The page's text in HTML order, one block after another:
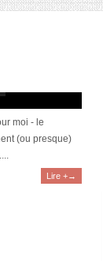
moi - le
(ou presque)
Lire +→